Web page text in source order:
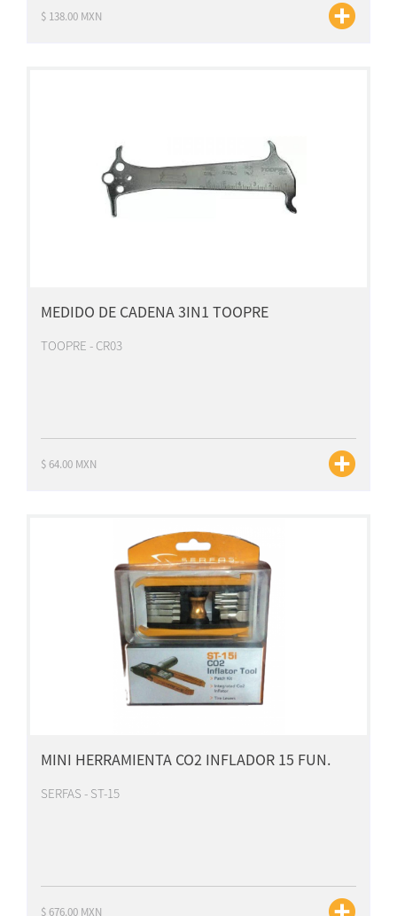
$ 138.00 MXN
MEDIDO DE CADENA 3IN1 TOOPRE
TOOPRE - CR03
$ 64.00 MXN
MINI HERRAMIENTA CO2 INFLADOR 15 FUN.
SERFAS - ST-15
$ 676.00 MXN